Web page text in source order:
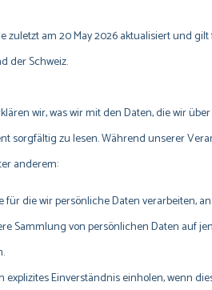
zuletzt am 20 May 2026 aktualisiert und
der Schweiz.
wir, was wir mit den Daten, die wir
sorgfältig zu lesen. Während unserer
anderem:
für die wir persönliche Daten verarbeiten,
Sammlung von persönlichen Daten auf
Einverständnis einholen, wenn